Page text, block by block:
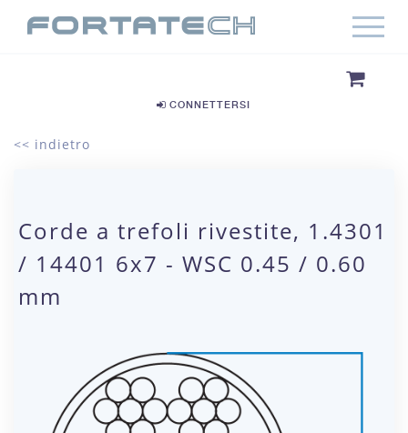
CONNETTERSI
<< indietro
Corde a trefoli rivestite, 1.4301
/ 14401 6x7 - WSC 0.45 / 0.60
mm